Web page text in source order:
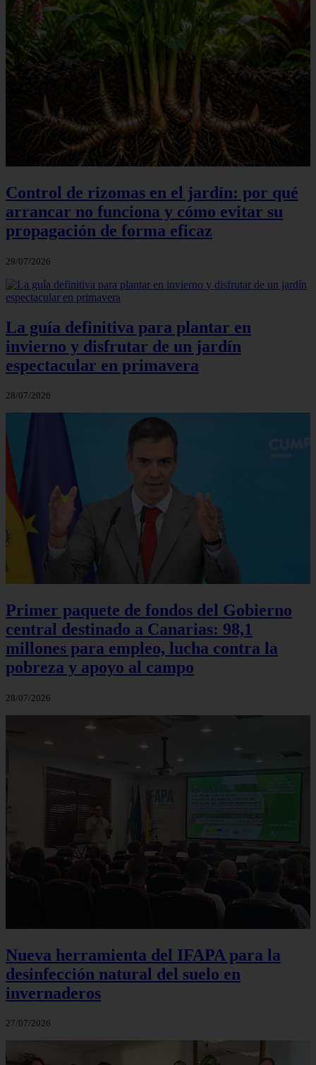
Control de rizomas en el jardín: por qué
arrancar no funciona y cómo evitar su
propagación de forma eficaz
29/07/2026
La guía definitiva para plantar en
invierno y disfrutar de un jardín
espectacular en primavera
28/07/2026
Primer paquete de fondos del Gobierno
central destinado a Canarias: 98,1
millones para empleo, lucha contra la
pobreza y apoyo al campo
28/07/2026
Nueva herramienta del IFAPA para la
desinfección natural del suelo en
invernaderos
27/07/2026